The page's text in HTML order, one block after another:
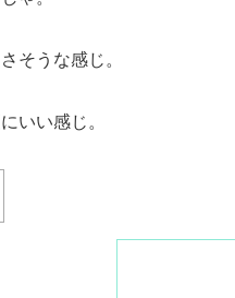
そうな感じ。
いい感じ。